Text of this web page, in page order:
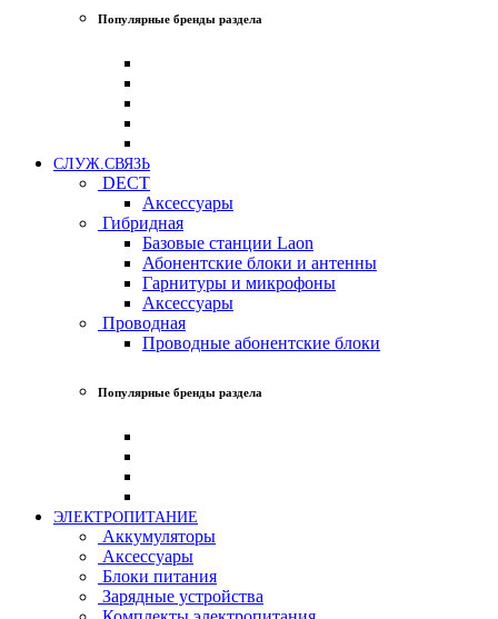
Популярные бренды раздела
СЛУЖ.СВЯЗЬ
DECT
Аксессуары
Гибридная
Базовые станции Laon
Абонентские блоки и антенны
Гарнитуры и микрофоны
Аксессуары
Проводная
Проводные абонентские блоки
Популярные бренды раздела
ЭЛЕКТРОПИТАНИЕ
Аккумуляторы
Аксессуары
Блоки питания
Зарядные устройства